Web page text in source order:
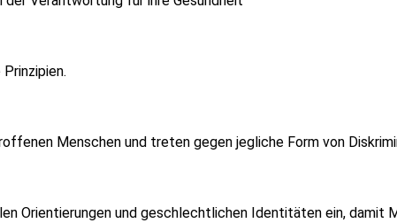
Menschen und treten gegen jegliche Form von
Orientierungen und geschlechtlichen Identitäten ein, damit